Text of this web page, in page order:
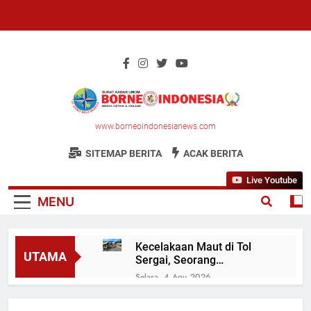
www.borneoindonesianews.com
SITEMAP BERITA ACAK BERITA
MENU
Live Youtube
UTAMA
Kecelakaan Maut di Tol
Sergai, Seorang
Penumpang Avanza
Meninggal Dunia
Selasa, 4 Agu 2026